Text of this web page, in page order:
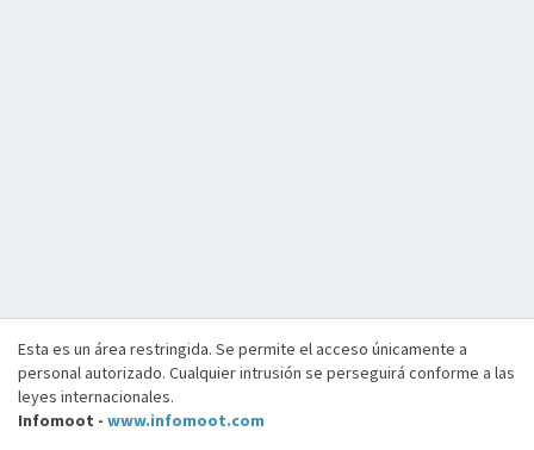
Esta es un área restringida. Se permite el acceso únicamente a
personal autorizado. Cualquier intrusión se perseguirá conforme a las
leyes internacionales.
Infomoot - www.infomoot.com